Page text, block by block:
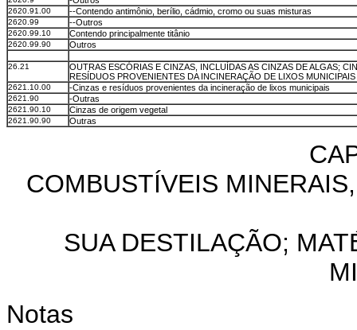
2620.91.00 --Contendo antimônio, berílio, cádmio, cromo ou suas misturas
2620.99 --Outros
2620.99.10 Contendo principalmente titânio
2620.99.90 Outros
26.21
OUTRAS ESCÓRIAS E CINZAS, INCLUÍDAS AS CINZAS DE ALGAS;
RESÍDUOS PROVENIENTES DA INCINERAÇÃO DE LIXOS MUNICIPAIS
2621.10.00 -Cinzas e resíduos provenientes da incineração de lixos municipais
2621.90 -Outras
2621.90.10 Cinzas de origem vegetal
2621.90.90 Outras
COMBUSTÍVEIS
SUA DESTILAÇÃO;
Notas